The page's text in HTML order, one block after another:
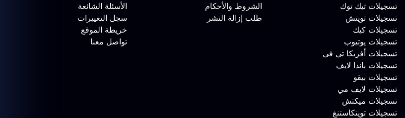
تسجيلات تيك توك
تسجيلات تويتش
تسجيلات كيك
تسجيلات يوتيوب
تسجيلات أفريكا تي في
تسجيلات باندا لايف
تسجيلات بيقو
تسجيلات لايف مي
تسجيلات ميكتش
تسجيلات تويتكاستنغ
الشروط والأحكام
طلب إزالة النشر
الأسئلة الشائعة
سجل التغييرات
خريطة الموقع
تواصل معنا